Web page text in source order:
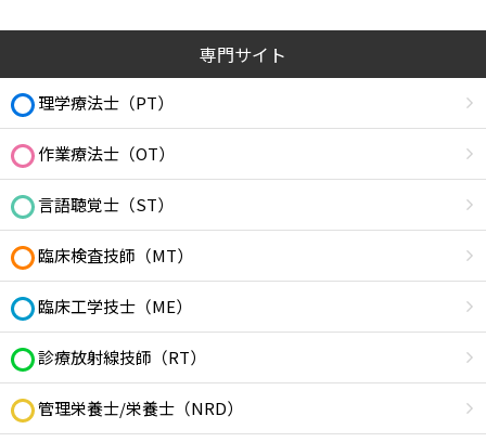
専門サイト
理学療法士（PT）
作業療法士（OT）
言語聴覚士（ST）
臨床検査技師（MT）
臨床工学技士（ME）
診療放射線技師（RT）
管理栄養士/栄養士（NRD）